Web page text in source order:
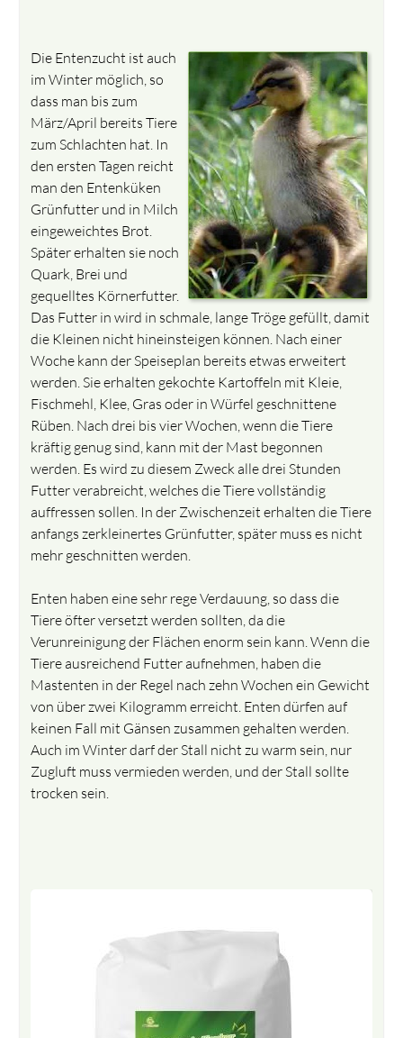
Die Entenzucht ist auch
im Winter möglich, so
dass man bis zum
März/April bereits Tiere
zum Schlachten hat. In
den ersten Tagen reicht
man den Entenküken
Grünfutter und in Milch
eingeweichtes Brot.
Später erhalten sie noch
Quark, Brei und
gequelltes Körnerfutter.
Das Futter in wird in schmale, lange Tröge gefüllt, damit
die Kleinen nicht hineinsteigen können. Nach einer
Woche kann der Speiseplan bereits etwas erweitert
werden. Sie erhalten gekochte Kartoffeln mit Kleie,
Fischmehl, Klee, Gras oder in Würfel geschnittene
Rüben. Nach drei bis vier Wochen, wenn die Tiere
kräftig genug sind, kann mit der Mast begonnen
werden. Es wird zu diesem Zweck alle drei Stunden
Futter verabreicht, welches die Tiere vollständig
auffressen sollen. In der Zwischenzeit erhalten die Tiere
anfangs zerkleinertes Grünfutter, später muss es nicht
mehr geschnitten werden.
Enten haben eine sehr rege Verdauung, so dass die
Tiere öfter versetzt werden sollten, da die
Verunreinigung der Flächen enorm sein kann. Wenn die
Tiere ausreichend Futter aufnehmen, haben die
Mastenten in der Regel nach zehn Wochen ein Gewicht
von über zwei Kilogramm erreicht. Enten dürfen auf
keinen Fall mit Gänsen zusammen gehalten werden.
Auch im Winter darf der Stall nicht zu warm sein, nur
Zugluft muss vermieden werden, und der Stall sollte
trocken sein.